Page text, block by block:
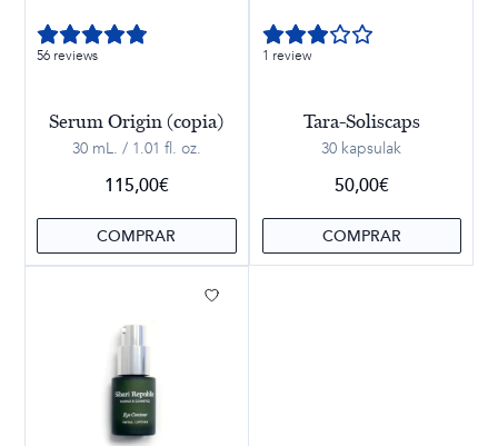
56 reviews
Serum Origin (copia)
30 mL. / 1.01 fl. oz.
115,00€
COMPRAR
1 review
Tara-Soliscaps
30 kapsulak
50,00€
COMPRAR